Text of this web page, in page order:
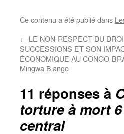
Ce contenu a été publié dans
← LE NON-RESPECT DU
SUCCESSIONS ET SON
ÉCONOMIQUE AU CONGO-
Mingwa Biango
11 réponses à
torture à mort
central